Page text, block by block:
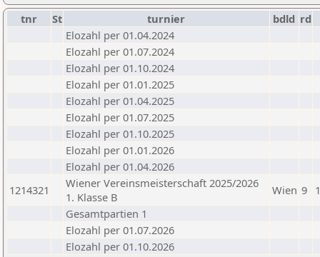
tnr St turnier bdld rd
Elozahl per 01.04.2024
Elozahl per 01.07.2024
Elozahl per 01.10.2024
Elozahl per 01.01.2025
Elozahl per 01.04.2025
Elozahl per 01.07.2025
Elozahl per 01.10.2025
Elozahl per 01.01.2026
Elozahl per 01.04.2026
1214321
Wiener Vereinsmeisterschaft 2025/2026
1. Klasse B
Wien 9
Gesamtpartien 1
Elozahl per 01.07.2026
Elozahl per 01.10.2026